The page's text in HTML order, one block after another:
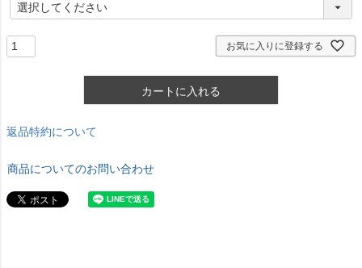
必
お気に入りに登録する
カートに入れる
返品特約について
商品についてのお問い合わせ